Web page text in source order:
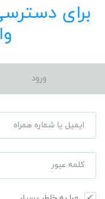
برای
ورود
ایمیل یا شماره همراه
کلمه عبور